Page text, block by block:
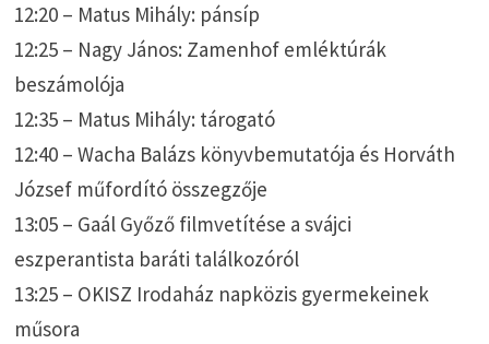
12:20 – Matus Mihály: pánsíp
12:25 – Nagy János: Zamenhof emléktúrák
beszámolója
12:35 – Matus Mihály: tárogató
12:40 – Wacha Balázs könyvbemutatója és Horváth
József műfordító összegzője
13:05 – Gaál Győző filmvetítése a svájci
eszperantista baráti találkozóról
13:25 – OKISZ Irodaház napközis gyermekeinek
műsora